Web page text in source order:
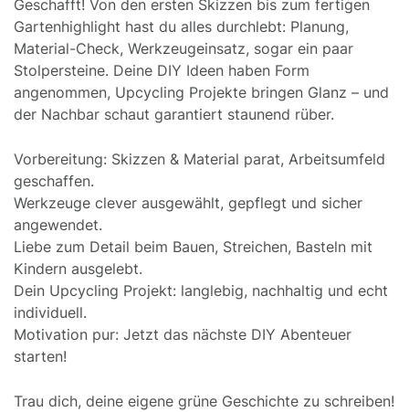
Geschafft! Von den ersten Skizzen bis zum fertigen
Gartenhighlight hast du alles durchlebt: Planung,
Material-Check, Werkzeugeinsatz, sogar ein paar
Stolpersteine. Deine DIY Ideen haben Form
angenommen, Upcycling Projekte bringen Glanz – und
der Nachbar schaut garantiert staunend rüber.
Vorbereitung: Skizzen & Material parat, Arbeitsumfeld
geschaffen.
Werkzeuge clever ausgewählt, gepflegt und sicher
angewendet.
Liebe zum Detail beim Bauen, Streichen, Basteln mit
Kindern ausgelebt.
Dein Upcycling Projekt: langlebig, nachhaltig und echt
individuell.
Motivation pur: Jetzt das nächste DIY Abenteuer
starten!
Trau dich, deine eigene grüne Geschichte zu schreiben!